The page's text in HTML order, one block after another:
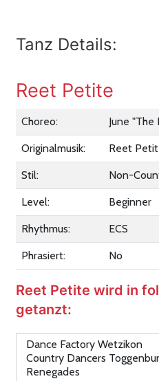
Tanz Details:
Reet Petite
Choreo: June "The
Originalmusik: Reet
Stil: Non-
Level: Beginner
Rhythmus: ECS
Phrasiert: No
Reet Petite wird in
getanzt: